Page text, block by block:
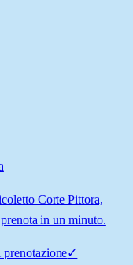
Corte Pittora,
in un minuto.
prenotazione✓